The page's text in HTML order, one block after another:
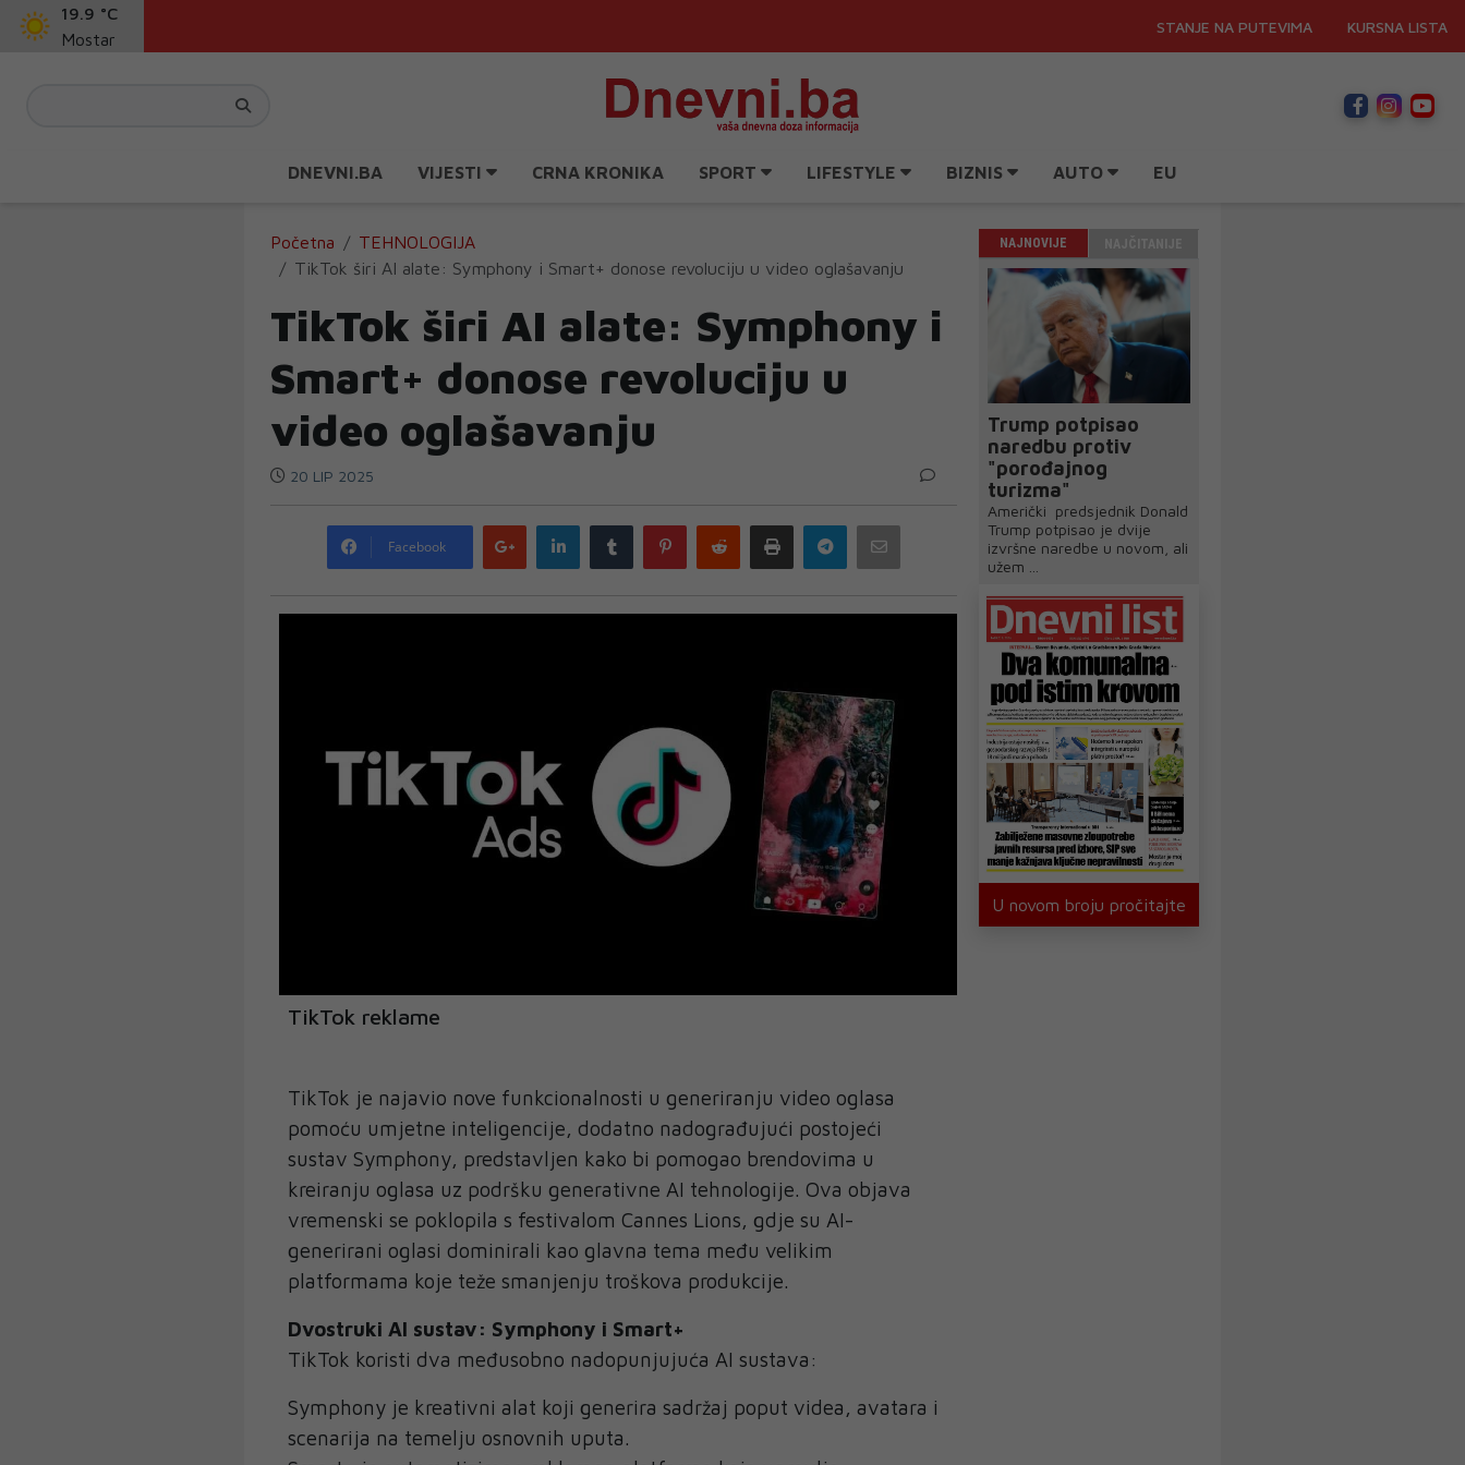
19.9 °C
Mostar
STANJE NA PUTEVIMA KURSNA LISTA
DNEVNI.BA VIJESTI CRNA KRONIKA SPORT LIFESTYLE BIZNIS AUTO EU
Početna
TEHNOLOGIJA
TikTok širi AI alate: Symphony i Smart+ donose revoluciju u video oglašavanju
TikTok širi AI alate: Symphony i
Smart+ donose revoluciju u
video oglašavanju
20 LIP 2025
Facebook
Google
plus
LinkedIn Tumblr PinterestReddit Print Telegram
TikTok reklame
TikTok je najavio nove funkcionalnosti u generiranju video oglasa
pomoću umjetne inteligencije, dodatno nadograđujući postojeći
sustav Symphony, predstavljen kako bi pomogao brendovima u
kreiranju oglasa uz podršku generativne AI tehnologije. Ova objava
vremenski se poklopila s festivalom Cannes Lions, gdje su AI-
generirani oglasi dominirali kao glavna tema među velikim
platformama koje teže smanjenju troškova produkcije.
Dvostruki AI sustav: Symphony i Smart+
TikTok koristi dva međusobno nadopunjujuća AI sustava:
Symphony je kreativni alat koji generira sadržaj poput videa, avatara i
scenarija na temelju osnovnih uputa.
NAJNOVIJE
Trump potpisao
naredbu protiv
"porođajnog
turizma"
Američki predsjednik Donald
Trump potpisao je dvije
izvršne naredbe u novom, ali
užem ...
U novom broju pročitajte